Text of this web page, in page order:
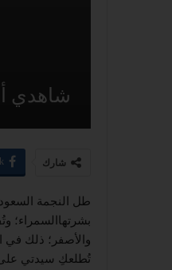
شاهدي
شارك
طل النجمة
بشرتهاالسمراء؛
والأصفر؛ ذلك في
تُطلعكِ سيدتي على